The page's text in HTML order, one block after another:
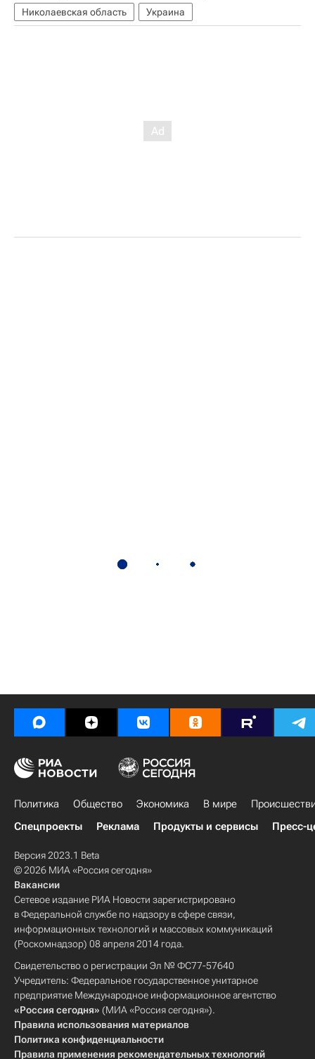
Николаевская область
Украина
Политика Общество Экономика В мире
Спецпроекты
Реклама Продукты и сервисы Пресс-
Версия 2023.1 Beta
© 2026 МИА «Россия сегодня»
Вакансии
Сетевое издание РИА Новости зарегистрировано
в Федеральной службе по надзору в сфере связи,
информационных технологий и массовых коммуникаций
(Роскомнадзор) 08 апреля 2014 года.
Свидетельство о регистрации Эл № ФС77-57640
Учредитель: Федеральное государственное унитарное
предприятие Международное информационное агентство
«Россия сегодня» (МИА «Россия сегодня»).
Правила использования материалов
Политика конфиденциальности
Правила применения рекомендательных технологий